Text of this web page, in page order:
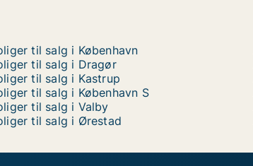
til salg i København
til salg i Dragør
til salg i Kastrup
til salg i København S
til salg i Valby
til salg i Ørestad